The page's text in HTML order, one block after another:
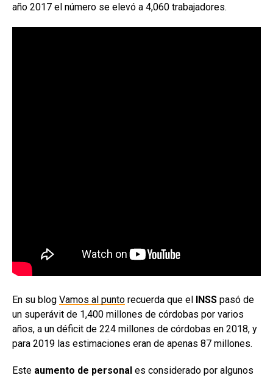
año 2017 el número se elevó a 4,060 trabajadores.
En su blog Vamos al punto recuerda que el INSS pasó de
un superávit de 1,400 millones de córdobas por varios
años, a un déficit de 224 millones de córdobas en 2018, y
para 2019 las estimaciones eran de apenas 87 millones.
Este aumento de personal es considerado por algunos